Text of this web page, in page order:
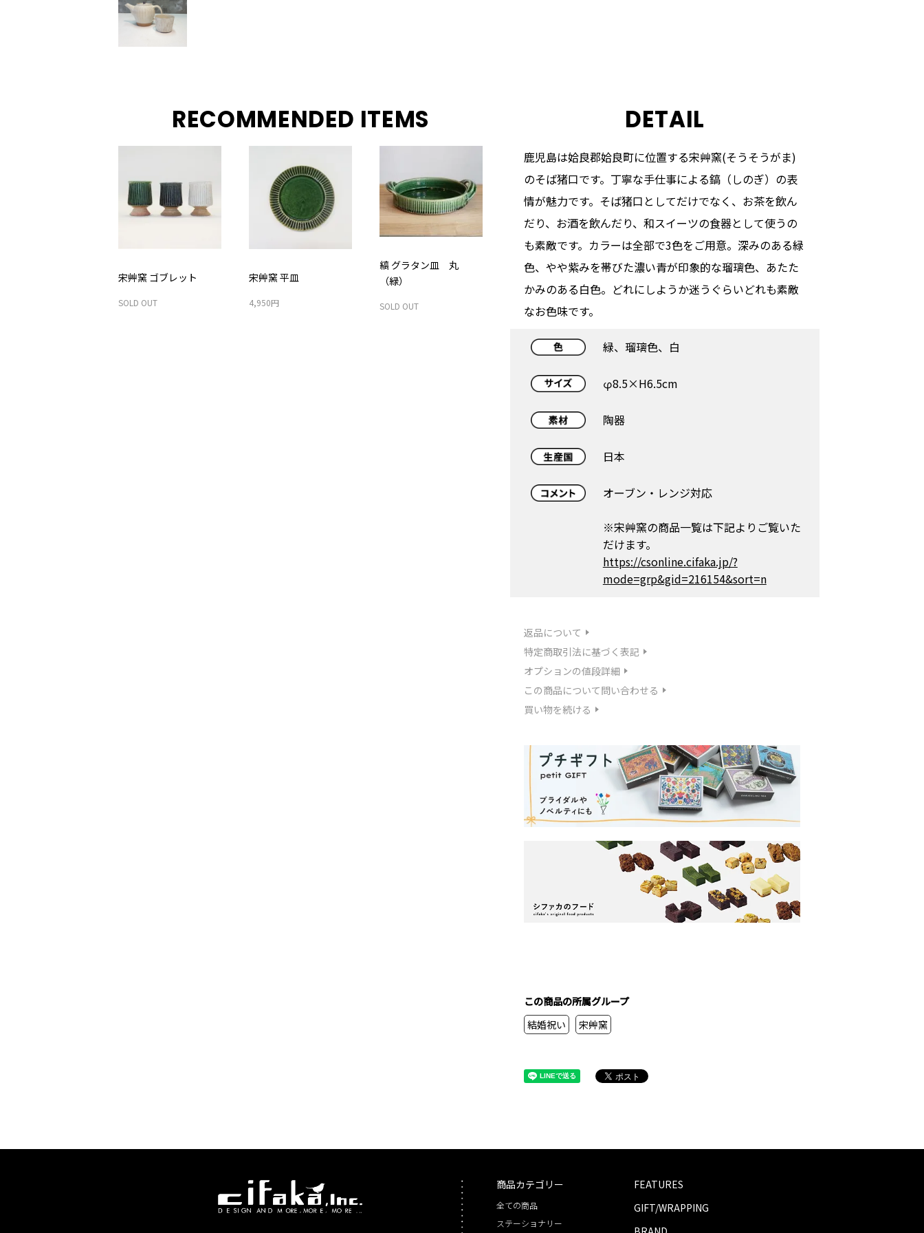
DETAIL
鹿児島は姶良郡姶良町に位置する宋艸窯(そうそうがま)
のそば猪口です。丁寧な手仕事による鎬（しのぎ）の表
情が魅力です。そば猪口としてだけでなく、お茶を飲ん
だり、お酒を飲んだり、和スイーツの食器として使うの
も素敵です。カラーは全部で3色をご用意。深みのある緑
色、やや紫みを帯びた濃い青が印象的な瑠璃色、あたた
かみのある白色。どれにしようか迷うぐらいどれも素敵
なお色味です。
緑、瑠璃色、白
φ8.5×H6.5cm
陶器
日本
オーブン・レンジ対応
※宋艸窯の商品一覧は下記よりご覧いた
だけます。
https://csonline.cifaka.jp/?
mode=grp&gid=216154&sort=n
返品について
特定商取引法に基づく表記
オプションの値段詳細
この商品について問い合わせる
買い物を続ける
この商品の所属グループ
結婚祝い
宋艸窯
RECOMMENDED ITEMS
宋艸窯 ゴブレット
SOLD OUT
宋艸窯 平皿
4,950円
縞 グラタン皿 丸
（緑）
SOLD OUT
商品カテゴリー
全ての商品
ステーショナリー
FEATURES
GIFT/WRAPPING